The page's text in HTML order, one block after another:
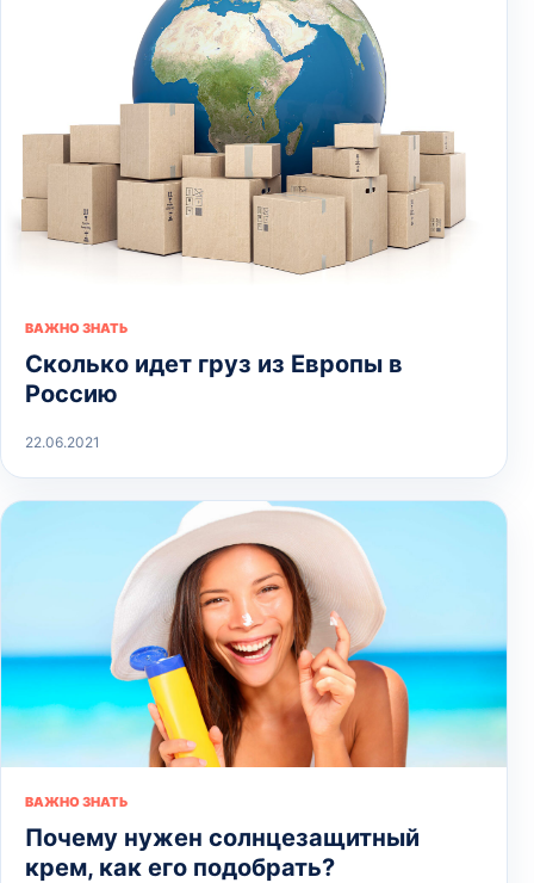
ВАЖНО ЗНАТЬ
Сколько идет груз из Европы в
Россию
22.06.2021
ВАЖНО ЗНАТЬ
Почему нужен солнцезащитный
крем, как его подобрать?